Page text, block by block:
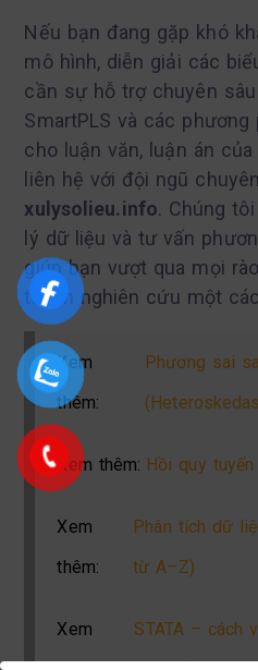
Nếu bạn đang gặp khó
mô hình, diễn giải các
cần sự hỗ trợ chuyên
SmartPLS và các
cho luận văn, luận án
liên hệ với đội ngũ
xulysolieu.info. Chúng
lý dữ liệu và tư vấn
giúp bạn vượt qua mọi
thành nghiên cứu một
Xem
thêm:
Phương sai
Xem thêm: Hồi quy
Xem
thêm:
Phân tích dữ
từ A–Z)
Xem
STATA – cách